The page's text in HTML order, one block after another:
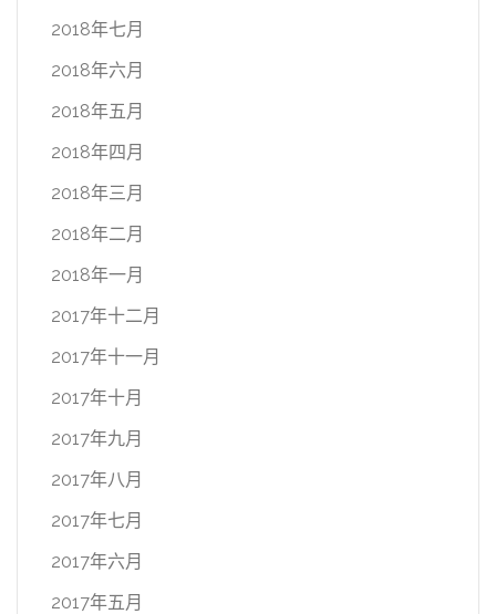
2018年七月
2018年六月
2018年五月
2018年四月
2018年三月
2018年二月
2018年一月
2017年十二月
2017年十一月
2017年十月
2017年九月
2017年八月
2017年七月
2017年六月
2017年五月